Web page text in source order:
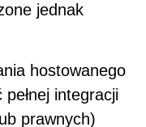
jednak
hostowanego
integracji
prawnych)